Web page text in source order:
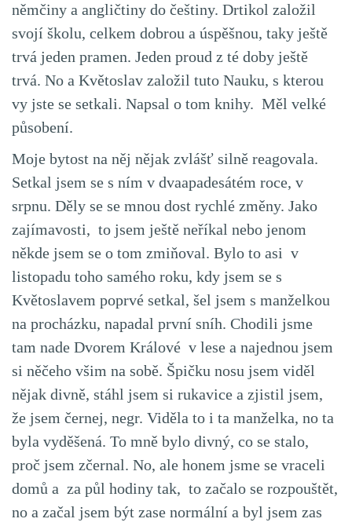
němčiny a angličtiny do češtiny. Drtikol založil
svojí školu, celkem dobrou a úspěšnou, taky ještě
trvá jeden pramen. Jeden proud z té doby ještě
trvá. No a Květoslav založil tuto Nauku, s kterou
vy jste se setkali. Napsal o tom knihy. Měl velké
působení.
Moje bytost na něj nějak zvlášť silně reagovala.
Setkal jsem se s ním v dvaapadesátém roce, v
srpnu. Děly se se mnou dost rychlé změny. Jako
zajímavosti, to jsem ještě neříkal nebo jenom
někde jsem se o tom zmiňoval. Bylo to asi v
listopadu toho samého roku, kdy jsem se s
Květoslavem poprvé setkal, šel jsem s manželkou
na procházku, napadal první sníh. Chodili jsme
tam nade Dvorem Králové v lese a najednou jsem
si něčeho všim na sobě. Špičku nosu jsem viděl
nějak divně, stáhl jsem si rukavice a zjistil jsem,
že jsem černej, negr. Viděla to i ta manželka, no ta
byla vyděšená. To mně bylo divný, co se stalo,
proč jsem zčernal. No, ale honem jsme se vraceli
domů a za půl hodiny tak, to začalo se rozpouštět,
no a začal jsem být zase normální a byl jsem zas